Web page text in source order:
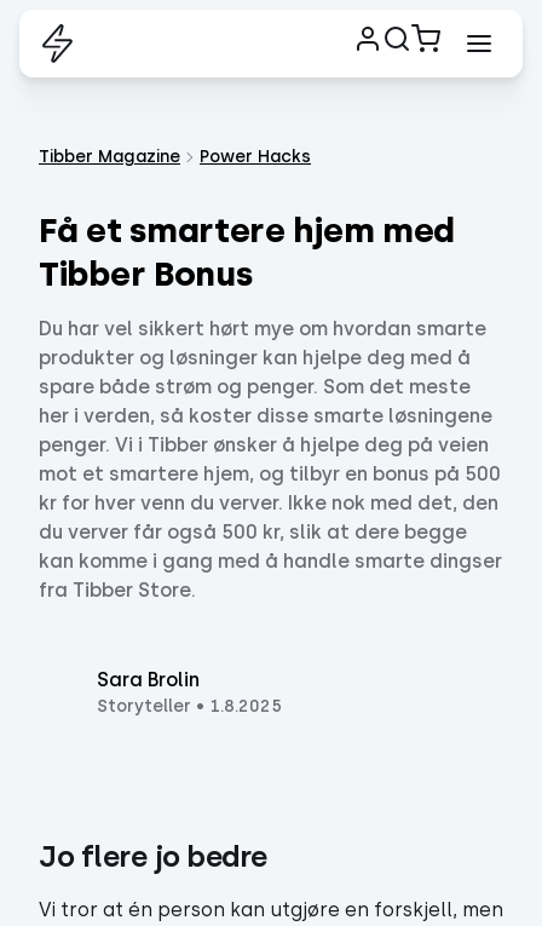
Tibber Magazine Power Hacks
Få et smartere hjem med
Tibber Bonus
Du har vel sikkert hørt mye om hvordan smarte
produkter og løsninger kan hjelpe deg med å
spare både strøm og penger. Som det meste
her i verden, så koster disse smarte løsningene
penger. Vi i Tibber ønsker å hjelpe deg på veien
mot et smartere hjem, og tilbyr en bonus på 500
kr for hver venn du verver. Ikke nok med det, den
du verver får også 500 kr, slik at dere begge
kan komme i gang med å handle smarte dingser
fra Tibber Store.
Sara Brolin
Storyteller • 1.8.2025
Jo flere jo bedre
Vi tror at én person kan utgjøre en forskjell, men